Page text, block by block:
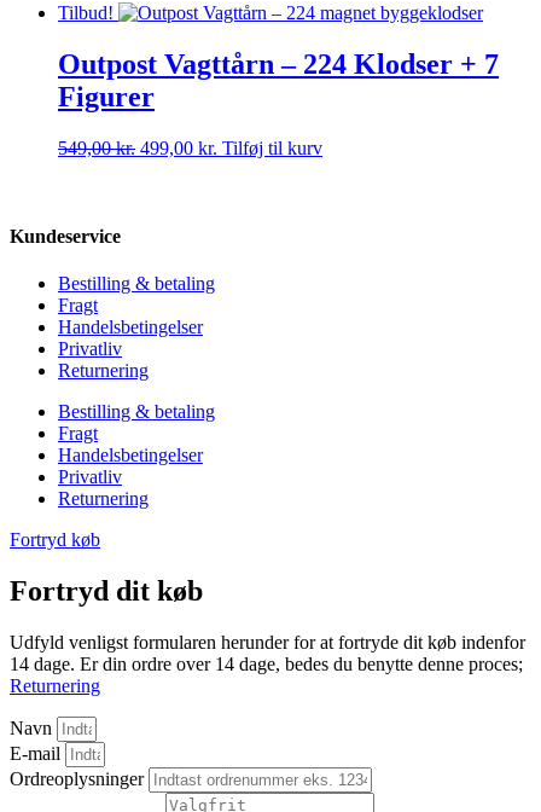
Tilbud!
Outpost Vagttårn – 224 Klodser + 7
Figurer
549,00kr. Den
499,00 kr. Den
Tilføj til kurv
Kundeservice
Bestilling & betaling
Fragt
Handelsbetingelser
Privatliv
Returnering
Bestilling & betaling
Fragt
Handelsbetingelser
Privatliv
Returnering
Fortryd køb
Fortryd dit køb
Udfyld venligst formularen herunder for at fortryde dit køb indenfor
14 dage. Er din ordre over 14 dage, bedes du benytte denne proces;
Returnering
Navn
E-mail
Ordreoplysninger